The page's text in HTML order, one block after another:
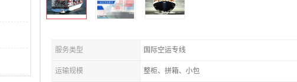
服务类型 国际空运专线
运输规模 整柜、拼箱、小包